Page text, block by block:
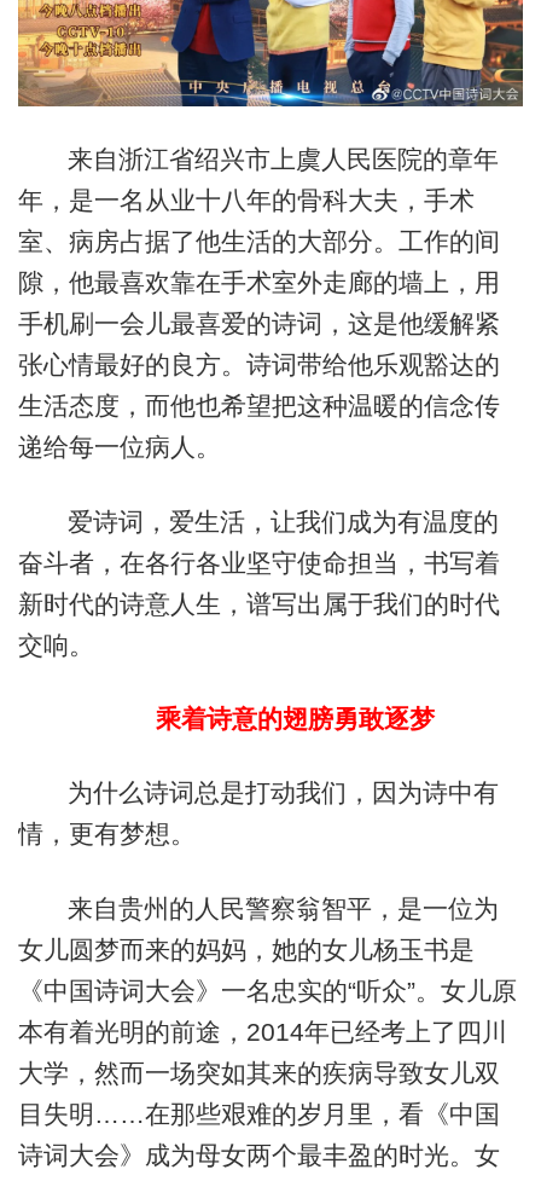
来自浙江省绍兴市上虞人民医院的章年
年，是一名从业十八年的骨科大夫，手术
室、病房占据了他生活的大部分。工作的间
隙，他最喜欢靠在手术室外走廊的墙上，用
手机刷一会儿最喜爱的诗词，这是他缓解紧
张心情最好的良方。诗词带给他乐观豁达的
生活态度，而他也希望把这种温暖的信念传
递给每一位病人。
爱诗词，爱生活，让我们成为有温度的
奋斗者，在各行各业坚守使命担当，书写着
新时代的诗意人生，谱写出属于我们的时代
交响。
乘着诗意的翅膀勇敢逐梦
为什么诗词总是打动我们，因为诗中有
情，更有梦想。
来自贵州的人民警察翁智平，是一位为
女儿圆梦而来的妈妈，她的女儿杨玉书是
《中国诗词大会》一名忠实的“听众”。女儿原
本有着光明的前途，2014年已经考上了四川
大学，然而一场突如其来的疾病导致女儿双
目失明……在那些艰难的岁月里，看《中国
诗词大会》成为母女两个最丰盈的时光。女